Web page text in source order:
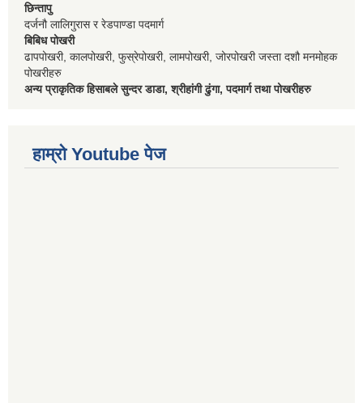
छिन्तापु
दर्जनौ लालिगुरास र रेडपाण्डा पदमार्ग
बिबिध पोखरी
ढापपोखरी, कालपोखरी, फुस्रेपोखरी, लामपोखरी, जोरपोखरी जस्ता दशौ मनमोहक
पोखरीहरु
अन्य प्राकृतिक हिसाबले सुन्दर डाडा, श्रीहांगी ढुंगा, पदमार्ग तथा पोखरीहरु
हाम्रो Youtube पेज